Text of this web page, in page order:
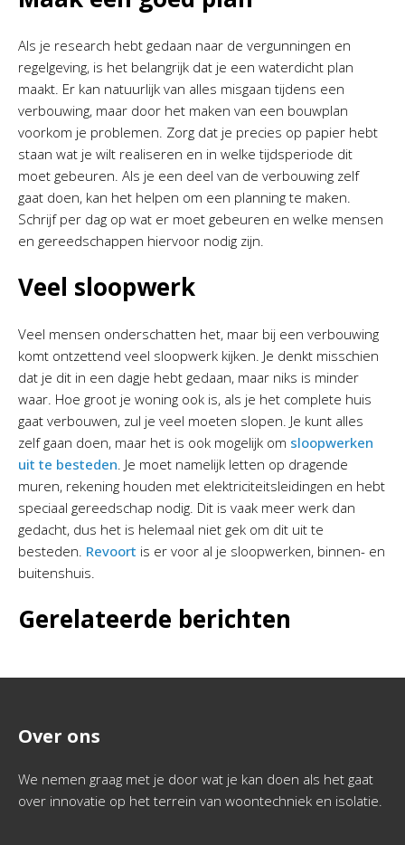
Als je research hebt gedaan naar de vergunningen en
regelgeving, is het belangrijk dat je een waterdicht plan
maakt. Er kan natuurlijk van alles misgaan tijdens een
verbouwing, maar door het maken van een bouwplan
voorkom je problemen. Zorg dat je precies op papier hebt
staan wat je wilt realiseren en in welke tijdsperiode dit
moet gebeuren. Als je een deel van de verbouwing zelf
gaat doen, kan het helpen om een planning te maken.
Schrijf per dag op wat er moet gebeuren en welke mensen
en gereedschappen hiervoor nodig zijn.
Veel sloopwerk
Veel mensen onderschatten het, maar bij een verbouwing
komt ontzettend veel sloopwerk kijken. Je denkt misschien
dat je dit in een dagje hebt gedaan, maar niks is minder
waar. Hoe groot je woning ook is, als je het complete huis
gaat verbouwen, zul je veel moeten slopen. Je kunt alles
zelf gaan doen, maar het is ook mogelijk om sloopwerken
uit te besteden. Je moet namelijk letten op dragende
muren, rekening houden met elektriciteitsleidingen en hebt
speciaal gereedschap nodig. Dit is vaak meer werk dan
gedacht, dus het is helemaal niet gek om dit uit te
besteden. Revoort is er voor al je sloopwerken, binnen- en
buitenshuis.
Gerelateerde berichten
Over ons
We nemen graag met je door wat je kan doen als het gaat
over innovatie op het terrein van woontechniek en isolatie.